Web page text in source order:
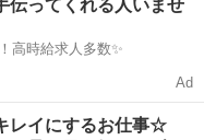
伝ってくれる人いませ
登録不要！高時給求人多数✨
Ad
レイにするお仕事☆